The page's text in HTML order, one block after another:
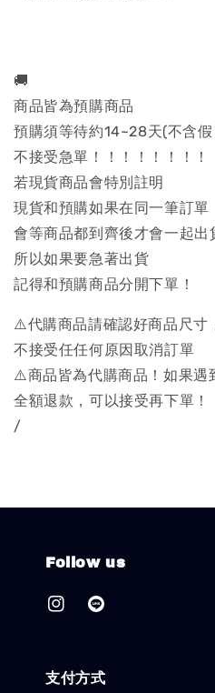
🚚
商品皆為預購商品
預購須等待約14~28天(不含假
不接受急單！！！！！！！！
若現貨商品會特別註明
現貨和預購如果在同一筆訂單
會等商品都到齊後才會一起出
所以如果要急著出貨
記得和預購商品分開下單！
⚠️代購商品請確認好商品尺寸
不接受任任何原因取消訂單
⚠️商品皆為代購商品！如果遇
全額退款，可以接受再下單！
/
Follow us
支付方式